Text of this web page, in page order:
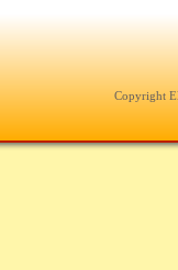
Copyright